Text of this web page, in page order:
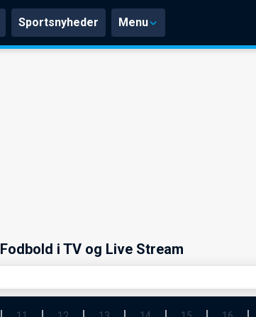
Sportsnyheder Menu
Fodbold i TV og Live Stream